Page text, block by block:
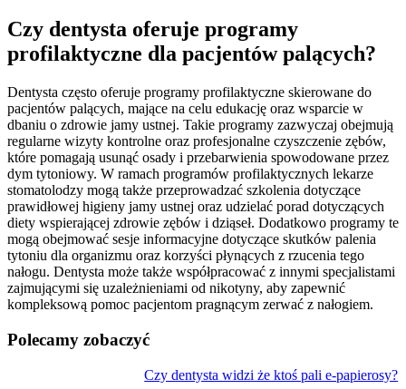
Czy dentysta oferuje programy
profilaktyczne dla pacjentów palących?
Dentysta często oferuje programy profilaktyczne skierowane do
pacjentów palących, mające na celu edukację oraz wsparcie w
dbaniu o zdrowie jamy ustnej. Takie programy zazwyczaj obejmują
regularne wizyty kontrolne oraz profesjonalne czyszczenie zębów,
które pomagają usunąć osady i przebarwienia spowodowane przez
dym tytoniowy. W ramach programów profilaktycznych lekarze
stomatolodzy mogą także przeprowadzać szkolenia dotyczące
prawidłowej higieny jamy ustnej oraz udzielać porad dotyczących
diety wspierającej zdrowie zębów i dziąseł. Dodatkowo programy te
mogą obejmować sesje informacyjne dotyczące skutków palenia
tytoniu dla organizmu oraz korzyści płynących z rzucenia tego
nałogu. Dentysta może także współpracować z innymi specjalistami
zajmującymi się uzależnieniami od nikotyny, aby zapewnić
kompleksową pomoc pacjentom pragnącym zerwać z nałogiem.
Polecamy zobaczyć
Czy dentysta widzi że ktoś pali e-papierosy?